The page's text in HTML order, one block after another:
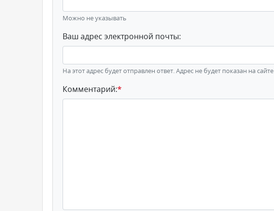
Можно не указывать
Ваш адрес электронной почты:
На этот адрес будет отправлен ответ. Адрес не будет показан на сайте
Комментарий:*